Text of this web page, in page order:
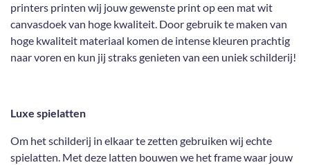
printers printen wij jouw gewenste print op een mat wit
canvasdoek van hoge kwaliteit. Door gebruik te maken van
hoge kwaliteit materiaal komen de intense kleuren prachtig
naar voren en kun jij straks genieten van een uniek schilderij!
Luxe spielatten
Om het schilderij in elkaar te zetten gebruiken wij echte
spielatten. Met deze latten bouwen we het frame waar jouw